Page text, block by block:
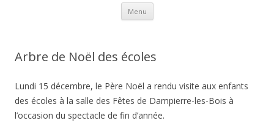
Menu Aller
contenu
Arbre de Noël des écoles
Lundi 15 décembre, le Père Noël a rendu visite aux enfants
des écoles à la salle des Fêtes de Dampierre-les-Bois à
l’occasion du spectacle de fin d’année.